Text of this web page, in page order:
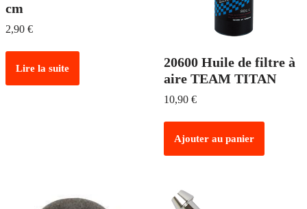
cm
2,90 €
Lire la suite
20600 Huile de filtre à
aire TEAM TITAN
10,90 €
Ajouter au panier